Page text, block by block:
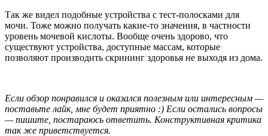
Так же видел подобные устройства с тест-полосками для
мочи. Тоже можно получать какие-то значения, в частности
уровень мочевой кислоты. Вообще очень здорово, что
существуют устройства, доступные массам, которые
позволяют производить скрининг здоровья не выходя из дома.
Если обзор понравился и оказался полезным или интересным —
поставьте лайк, мне будет приятно :) Если остались вопросы
— пишите, постараюсь ответить. Конструктивная критика
так же приветствуется.